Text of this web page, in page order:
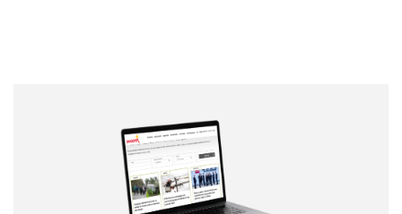
Correo electrónico